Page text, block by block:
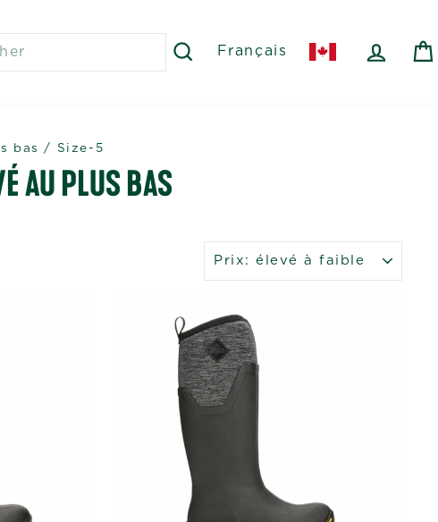
Français SE
bas / Size-5
AU PLUS BAS